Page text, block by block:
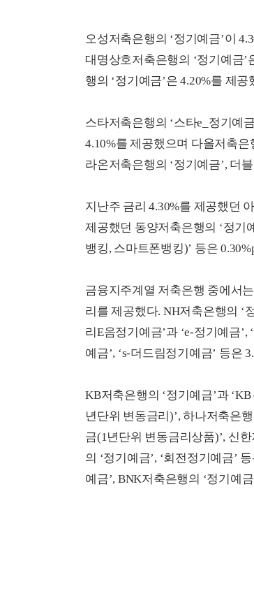
오성저축은행의 ‘정기예금’이
대명상호저축은행의 ‘정기예금’
행의 ‘정기예금’은 4.20%를 제공
스타저축은행의 ‘스타e_정기예
4.10%를 제공했으며 다올저축은
라온저축은행의 ‘정기예금’, 더
지난주 금리 4.30%를 제공했던
제공했던 동양저축은행의 ‘정기
뱅킹, 스마트폰뱅킹)’ 등은
금융지주계열 저축은행 중에서
리를 제공했다. NH저축은행의 ‘
리E음정기예금’과 ‘e-정기예금
예금’, ‘s-더드림정기예금’ 등은
KB저축은행의 ‘정기예금’과
년단위 변동금리)’, 하나저축은
금(1년단위 변동금리상품)’, 신한
의 ‘정기예금’, ‘회전정기예금’
예금’, BNK저축은행의 ‘정기예